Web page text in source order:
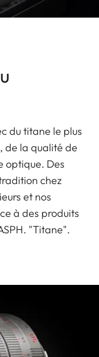
du titane le plus
de la qualité de
optique. Des
chez
et nos
à des produits
"Titane".